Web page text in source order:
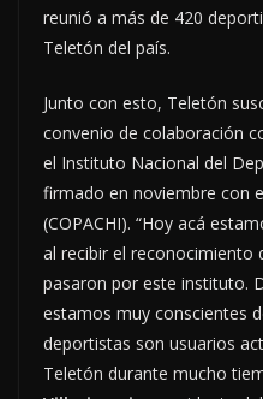
reunió a más de 420
Teletón del país.
Junto con esto, Teletón
convenio de colaboración
el Instituto Nacional del
firmado en noviembre con
(COPACHI). “Hoy acá
al recibir el reconocimiento
pasaron por este instituto.
estamos muy conscientes
deportistas son usuarios
Teletón durante mucho